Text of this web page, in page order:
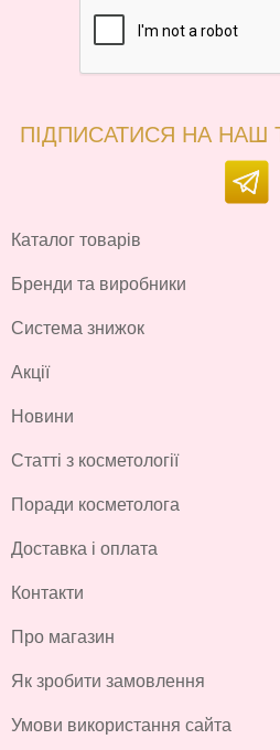
ПІДПИСАТИСЯ НА НАШ
Каталог товарів
Бренди та виробники
Система знижок
Акції
Новини
Статті з косметології
Поради косметолога
Доставка і оплата
Контакти
Про магазин
Як зробити замовлення
Умови використання сайта